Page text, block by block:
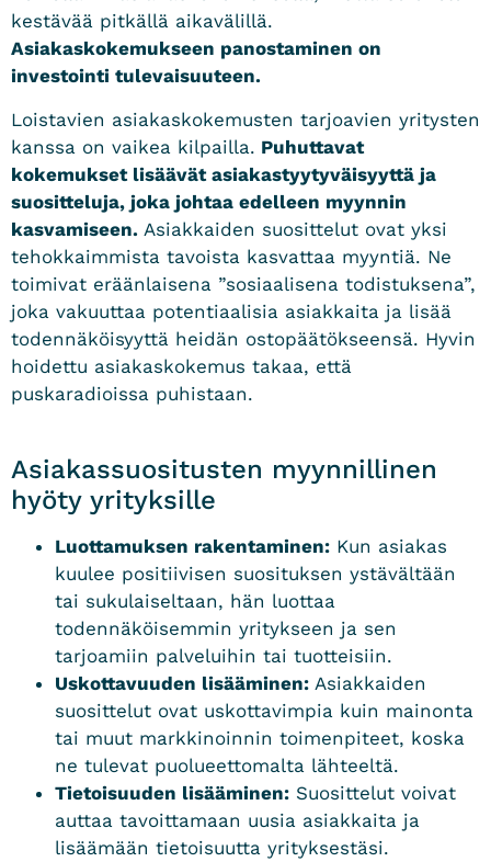
kestävää pitkällä aikavälillä.
Asiakaskokemukseen panostaminen on
investointi tulevaisuuteen.
Loistavien asiakaskokemusten tarjoavien yritysten
kanssa on vaikea kilpailla. Puhuttavat
kokemukset lisäävät asiakastyytyväisyyttä ja
suositteluja, joka johtaa edelleen myynnin
kasvamiseen. Asiakkaiden suosittelut ovat yksi
tehokkaimmista tavoista kasvattaa myyntiä. Ne
toimivat eräänlaisena ”sosiaalisena todistuksena”,
joka vakuuttaa potentiaalisia asiakkaita ja lisää
todennäköisyyttä heidän ostopäätökseensä. Hyvin
hoidettu asiakaskokemus takaa, että
puskaradioissa puhistaan.
Asiakassuositusten myynnillinen
hyöty yrityksille
Luottamuksen rakentaminen: Kun asiakas
kuulee positiivisen suosituksen ystävältään
tai sukulaiseltaan, hän luottaa
todennäköisemmin yritykseen ja sen
tarjoamiin palveluihin tai tuotteisiin.
Uskottavuuden lisääminen: Asiakkaiden
suosittelut ovat uskottavimpia kuin mainonta
tai muut markkinoinnin toimenpiteet, koska
ne tulevat puolueettomalta lähteeltä.
Tietoisuuden lisääminen: Suosittelut voivat
auttaa tavoittamaan uusia asiakkaita ja
lisäämään tietoisuutta yrityksestäsi.